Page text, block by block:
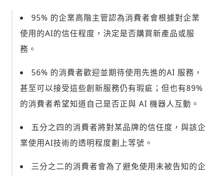
95% 的企業高階主管認為消費者會根據對企業
使用的AI的信任程度，決定是否購買新產品或服
務。
56% 的消費者歡迎並期待使用先進的AI 服務，
甚至可以接受這些創新服務仍有瑕疵；但也有89%
的消費者希望知道自己是否正與 AI 機器人互動。
五分之四的消費者將對某品牌的信任度，與該企
業使用AI技術的透明程度劃上等號。
三分之二的消費者會為了避免使用未被告知的企